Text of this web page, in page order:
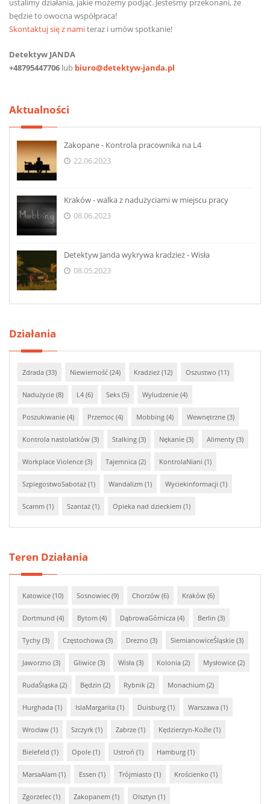
ustalimy działania, jakie możemy podjąć. Jesteśmy przekonani, że
będzie to owocna współpraca!
Skontaktuj się z namiteraz i umów spotkanie!
Detektyw JANDA
+48795447706 lub biuro@detektyw-janda.pl
Aktualności
Zakopane - Kontrola pracownika na L4
22.06.2023
Kraków - walka z nadużyciami w miejscu pracy
08.06.2023
Detektyw Janda wykrywa kradzież - Wisła
08.05.2023
Działania
Zdrada (33) Niewierność (24) Kradzież (12) Oszustwo (11)
Nadużycie (8) L4 (6) Seks (5) Wyludzenie (4)
Poszukiwanie (4) Przemoc (4) Mobbing (4) Wewnętrzne (3)
Kontrola nastolatków (3) Stalking (3) Nękanie (3) Alimenty (3)
Workplace Violence (3) Tajemnica (2) KontrolaNiani (1)
SzpiegostwoSabotaż (1) Wandalizm (1) Wyciekinformacji (1)
Scamm (1) Szantaż (1) Opieka nad dzieckiem (1)
Teren Działania
Katowice (10) Sosnowiec (9) Chorzów (6) Kraków (6)
Dortmund (4) Bytom (4) DąbrowaGórnicza (4) Berlin (3)
Tychy (3) Częstochowa (3) Drezno (3) SiemianowiceŚląskie (3)
Jaworzno (3) Gliwice (3) Wisła (3) Kolonia (2) Mysłowice (2)
RudaŚląska (2) Będzin (2) Rybnik (2) Monachium (2)
Hurghada (1) IslaMargarita (1) Duisburg (1) Warszawa (1)
Wrocław (1) Szczyrk (1) Zabrze (1) Kędzierzyn-Koźle (1)
Bielefeld (1) Opole (1) Ustroń (1) Hamburg (1)
MarsaAlam (1) Essen (1) Trójmiasto (1) Krościenko (1)
Zgorzelec (1) Zakopanem (1) Olsztyn (1)